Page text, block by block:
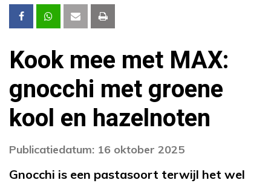
Kook mee met MAX:
gnocchi met groene
kool en hazelnoten
Publicatiedatum: 16 oktober 2025
Gnocchi is een pastasoort terwijl het wel